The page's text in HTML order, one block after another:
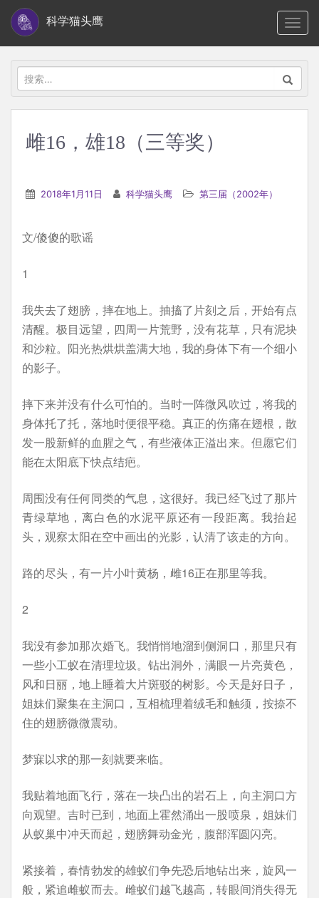
i
科学猫头鹰
搜
索：
雌16，雄18（三等奖）
2018年1月11日 科学猫头鹰 第三届（2002年）
文/傻傻的歌谣
1
我失去了翅膀，摔在地上。抽搐了片刻之后，开始有点
清醒。极目远望，四周一片荒野，没有花草，只有泥块
和沙粒。阳光热烘烘盖满大地，我的身体下有一个细小
的影子。
摔下来并没有什么可怕的。当时一阵微风吹过，将我的
身体托了托，落地时便很平稳。真正的伤痛在翅根，散
发一股新鲜的血腥之气，有些液体正溢出来。但愿它们
能在太阳底下快点结疤。
周围没有任何同类的气息，这很好。我已经飞过了那片
青绿草地，离白色的水泥平原还有一段距离。我抬起
头，观察太阳在空中画出的光影，认清了该走的方向。
路的尽头，有一片小叶黄杨，雌16正在那里等我。
2
我没有参加那次婚飞。我悄悄地溜到侧洞口，那里只有
一些小工蚁在清理垃圾。钻出洞外，满眼一片亮黄色，
风和日丽，地上睡着大片斑驳的树影。今天是好日子，
姐妹们聚集在主洞口，互相梳理着绒毛和触须，按捺不
住的翅膀微微震动。
梦寐以求的那一刻就要来临。
我贴着地面飞行，落在一块凸出的岩石上，向主洞口方
向观望。吉时已到，地面上霍然涌出一股喷泉，姐妹们
从蚁巢中冲天而起，翅膀舞动金光，腹部浑圆闪亮。
紧接着，春情勃发的雄蚁们争先恐后地钻出来，旋风一
般，紧追雌蚁而去。雌蚁们越飞越高，转眼间消失得无